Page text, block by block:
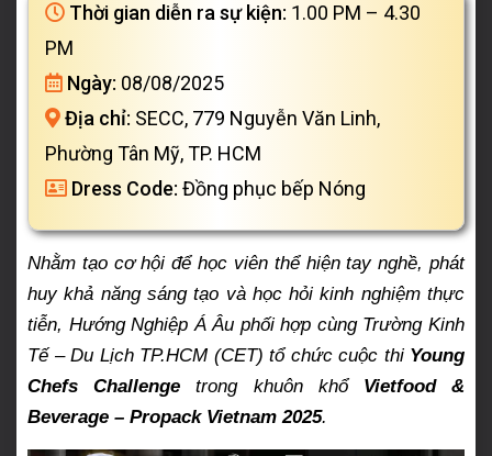
Thời gian diễn ra sự kiện: 1.00 PM – 4.30
PM
Ngày: 08/08/2025
Địa chỉ: SECC, 779 Nguyễn Văn Linh,
Phường Tân Mỹ, TP. HCM
Dress Code: Đồng phục bếp Nóng
Nhằm tạo cơ hội để học viên thể hiện tay nghề, phát
huy khả năng sáng tạo và học hỏi kinh nghiệm thực
tiễn, Hướng Nghiệp Á Âu phối hợp cùng Trường Kinh
Tế – Du Lịch TP.HCM (CET) tổ chức cuộc thi Young
Chefs Challenge trong khuôn khổ Vietfood &
Beverage – Propack Vietnam 2025.